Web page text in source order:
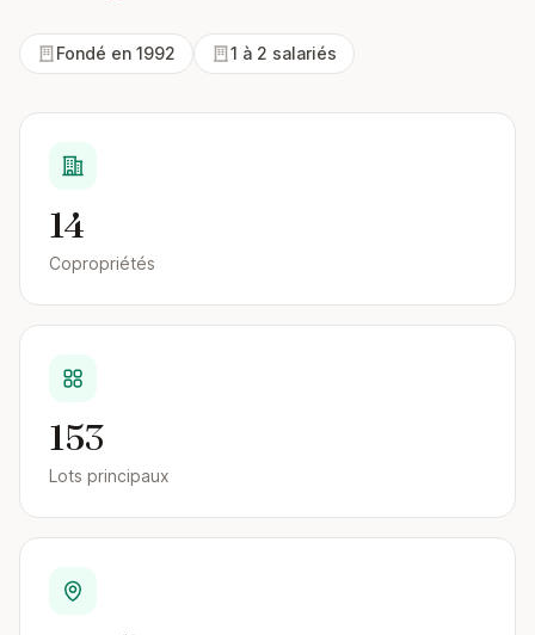
Fondé en 1992 1 à 2 salariés
14
Copropriétés
153
Lots principaux